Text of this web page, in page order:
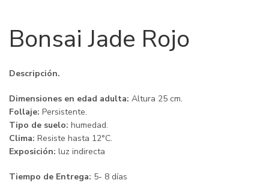
Bonsai Jade Rojo
Descripción.
Dimensiones en edad adulta: Altura 25 cm.
Follaje: Persistente.
Tipo de suelo: humedad.
Clima: Resiste hasta 12°C.
Exposición: luz indirecta
Tiempo de Entrega: 5- 8 días